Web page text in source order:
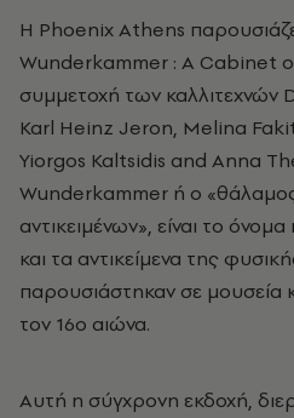
Η Phoenix Athens
Wunderkammer : A Cabinet
συμμετοχή των καλλιτεχνών
Karl Heinz Jeron, Melina
Yiorgos Kaltsidis and Anna
Wunderkammer ή o
αντικειμένων», είναι το
και τα αντικείμενα της
παρουσιάστηκαν σε μουσεία
τον 16ο αιώνα.
Αυτή η σύγχρονη εκδοχή,